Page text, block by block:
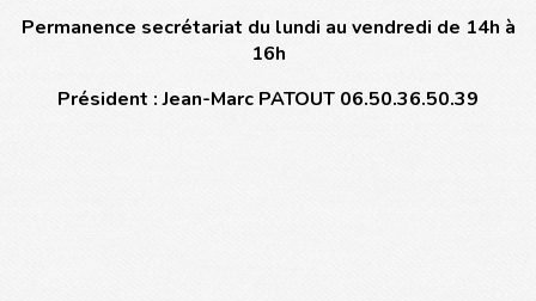
Permanence secrétariat du lundi au vendredi de 14h à
16h
Président : Jean-Marc PATOUT 06.50.36.50.39